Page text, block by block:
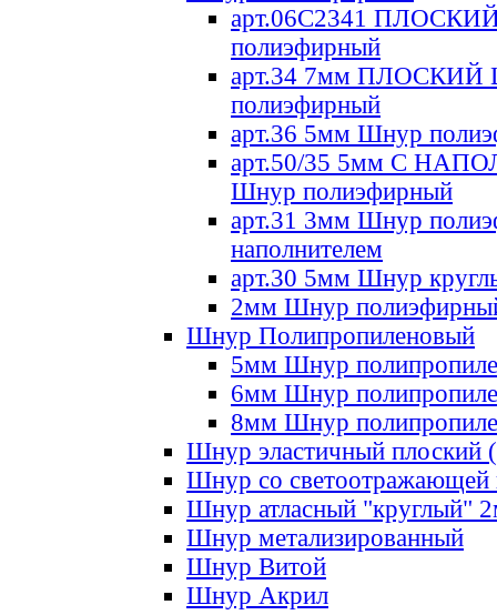
арт.06С2341
полиэфирный
арт.34 7мм ПЛОСКИЙ
полиэфирный
арт.36 5мм Шнур
арт.50/35 5мм С
Шнур полиэфирный
арт.31 3мм Шнур
наполнителем
арт.30 5мм Шнур
2мм Шнур
Шнур Полипропиленовый
5мм Шнур
6мм Шнур
8мм Шнур
Шнур эластичный плоский
Шнур со светоотражающей
Шнур атласный "круглый"
Шнур метализированный
Шнур Витой
Шнур Акрил